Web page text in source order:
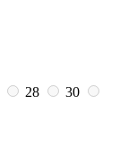
28
30